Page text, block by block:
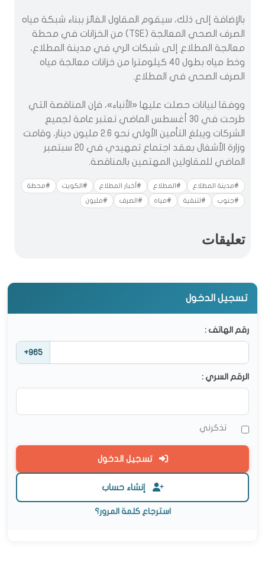
بالإضافة إلى ذلك، سيقوم المقاول الفائز ببناء شبكة مياه
الصرف الصحي المعالجة (TSE) من الخزانات في محطة
معالجة المطلاع إلى شبكات الري في مدينة المطلاع،
وخط مياه بطول 40 كيلومترا من خزانات معالجة مياه
الصرف الصحي في المطلاع.
ووفقا لبيانات حصلت عليها «الأنباء»، فإن المناقصة التي
طرحت في 30 أغسطس الماضي تعتبر عامة لجميع
الشركات ويبلغ التأمين الأولي نحو 2.6 مليون دينار، وقامت
وزارة الأشغال بعقد اجتماع تمهيدي في 20 سبتمبر
الماضي للمقاولين المهتمين بالمناقصة.
#مدينة المطلاع #المطلاع #أخبار المطلاع #الكويت #محطة
#جنوب #لتنقية #مياه #الصرف #مليون
تعليقات
تسجيل الدخول
رقم الهاتف :
+965
الرقم السري :
تذكرني
تسجيل الدخول
إنشاء حساب
استرجاع كلمة المرور؟